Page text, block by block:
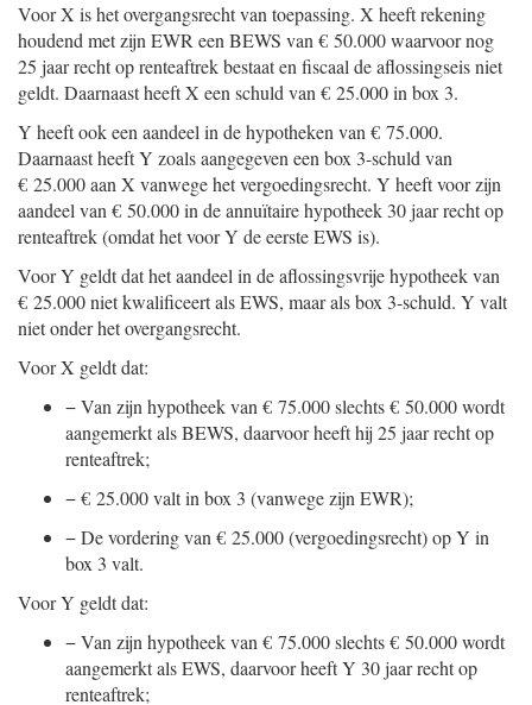
Voor X is het overgangsrecht van toepassing. X heeft rekening
houdend met zijn EWR een BEWS van € 50.000 waarvoor nog
25 jaar recht op renteaftrek bestaat en fiscaal de aflossingseis niet
geldt. Daarnaast heeft X een schuld van € 25.000 in box 3.
Y heeft ook een aandeel in de hypotheken van € 75.000.
Daarnaast heeft Y zoals aangegeven een box 3-schuld van
€ 25.000 aan X vanwege het vergoedingsrecht. Y heeft voor zijn
aandeel van € 50.000 in de annuïtaire hypotheek 30 jaar recht op
renteaftrek (omdat het voor Y de eerste EWS is).
Voor Y geldt dat het aandeel in de aflossingsvrije hypotheek van
€ 25.000 niet kwalificeert als EWS, maar als box 3-schuld. Y valt
niet onder het overgangsrecht.
Voor X geldt dat:
−Van zijn hypotheek van € 75.000 slechts € 50.000 wordt
aangemerkt als BEWS, daarvoor heeft hij 25 jaar recht op
renteaftrek;
−€ 25.000 valt in box 3 (vanwege zijn EWR);
−De vordering van € 25.000 (vergoedingsrecht) op Y in
box 3 valt.
Voor Y geldt dat:
−Van zijn hypotheek van € 75.000 slechts € 50.000 wordt
aangemerkt als EWS, daarvoor heeft Y 30 jaar recht op
renteaftrek;